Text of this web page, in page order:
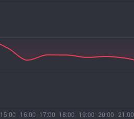
15:00 16:00 17:00 18:00 19:00 20:00 21:00